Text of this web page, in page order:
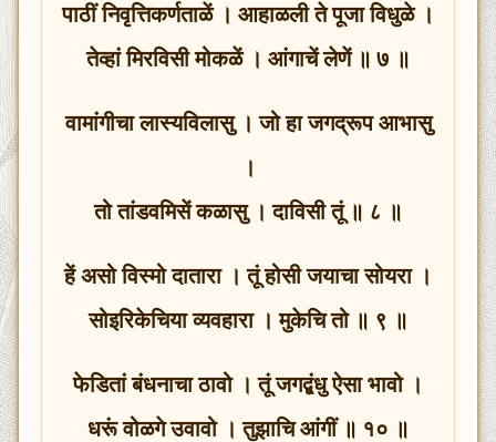
पाठीं निवृत्तिकर्णताळें । आहाळली ते पूजा विधुळे ।
तेव्हां मिरविसी मोकळें । आंगाचें लेणें ॥ ७ ॥
वामांगीचा लास्यविलासु । जो हा जगद्रूप आभासु
।
तो तांडवमिसें कळासु । दाविसी तूं ॥ ८ ॥
हें असो विस्मो दातारा । तूं होसी जयाचा सोयरा ।
सोइरिकेचिया व्यवहारा । मुकेचि तो ॥ ९ ॥
फेडितां बंधनाचा ठावो । तूं जगद्बंधु ऐसा भावो ।
धरूं वोळगे उवावो । तुझाचि आंगीं ॥ १० ॥